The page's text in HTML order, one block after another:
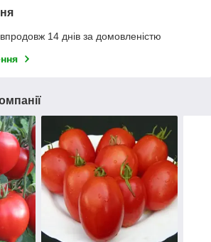
14 днів за домовленістю